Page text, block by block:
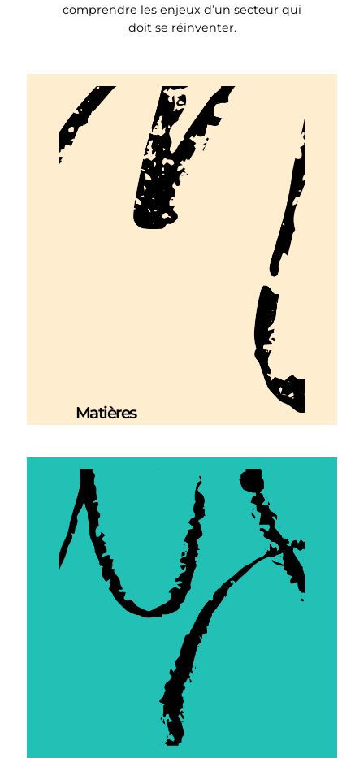
comprendre les enjeux d’un secteur qui
doit se réinventer.
Matières